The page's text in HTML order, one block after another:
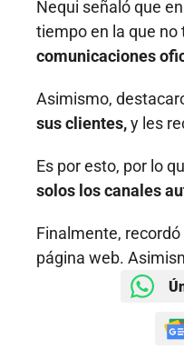
Nequi señaló que
tiempo en la que no
comunicaciones
Asimismo,
sus clientes,y les
Es por esto, por lo
solos los canales
Finalmente,
página web.